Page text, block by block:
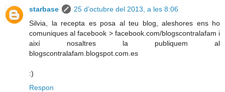
starbase
25 d’octubre del 2013, a les 8:06
Silvia, la recepta es posa al teu blog, aleshores ens ho
comuniques al facebook > facebook.com/blogscontralafam i
així nosaltres la publiquem al
blogscontralafam.blogspot.com.es
:)
Respon